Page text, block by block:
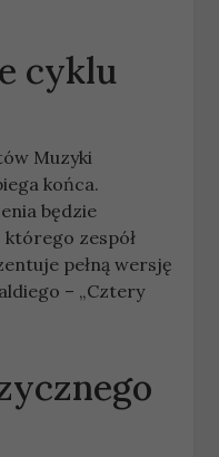
cyklu
Muzyki
końca.
będzie
zespół
pełną wersję
– „Cztery